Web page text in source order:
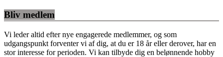
Bliv medlem
Vi leder altid efter nye engagerede medlemmer, og som
udgangspunkt forventer vi af dig, at du er 18 år eller derover, har en
stor interesse for perioden. Vi kan tilbyde dig en belønnende hobby